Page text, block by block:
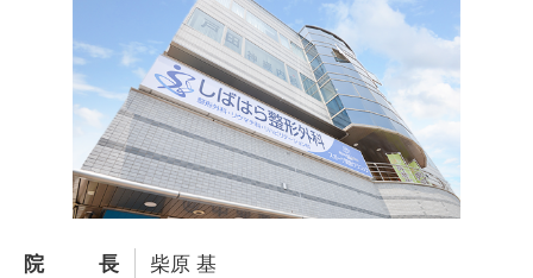
院長
柴原 基